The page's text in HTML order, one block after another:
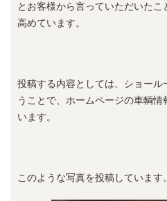
とお客様から言っていただいた
高めています。
投稿する内容としては、ショー
うことで、ホームページの車輌
います。
このような写真を投稿しています。